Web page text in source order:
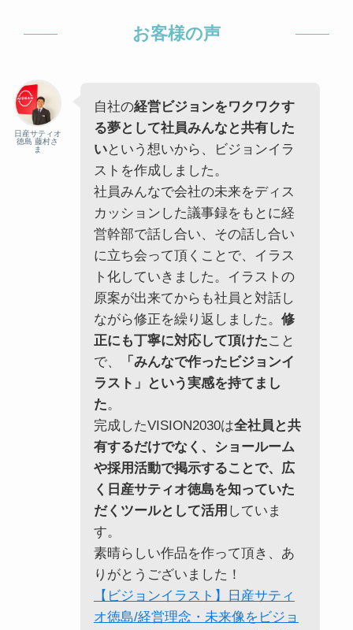
お客様の声
日産サティオ
徳島 藤村さ
ま
自社の経営ビジョンをワクワクす
る夢として社員みんなと共有した
いという想いから、ビジョンイラ
ストを作成しました。
社員みんなで会社の未来をディス
カッションした議事録をもとに経
営幹部で話し合い、その話し合い
に立ち会って頂くことで、イラス
ト化していきました。イラストの
原案が出来てからも社員と対話し
ながら修正を繰り返しました。 修
正にも丁寧に対応して頂けたこと
で、
「みんなで作ったビジョンイ
ラスト」という実感を持てまし
た。
完成したVISION2030は全社員と共
有するだけでなく、ショールーム
や採用活動で掲示することで、広
く日産サティオ徳島を知っていた
だくツールとして活用 していま
す。
素晴らしい作品を作って頂き、あ
りがとうございました！
【ビジョンイラスト】日産サティ
オ徳島/経営理念・未来像をビジョ